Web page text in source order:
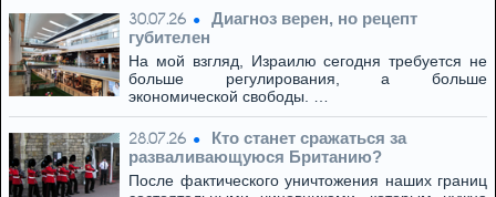
30.07.26
Диагноз верен, но рецепт
губителен
На мой взгляд, Израилю сегодня требуется не
больше регулирования, а больше
экономической свободы. …
28.07.26
Кто станет сражаться за
разваливающуюся Британию?
После фактического уничтожения наших границ